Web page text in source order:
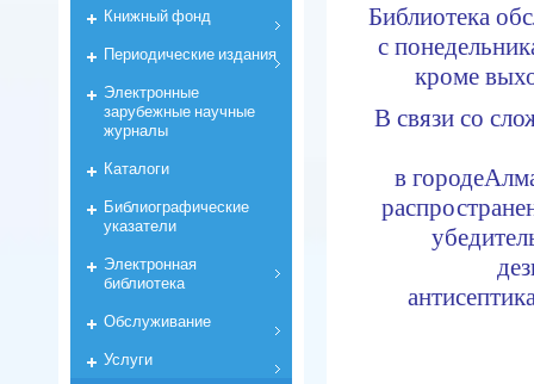
Библиотека
с
кроме
В связи со
в городе
Книжный фонд
Периодические издания
Электронные
зарубежные научные
журналы
Каталоги
Библиографические
указатели
Электронная
библиотека
Обслуживание
Услуги